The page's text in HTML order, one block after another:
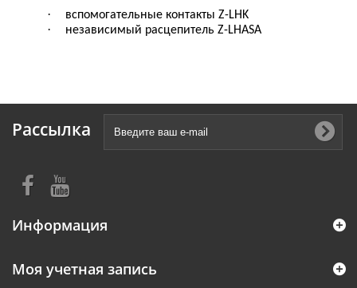
· вспомогательные контакты Z-LHK
· независимый расцепитель Z-LHASA
Рассылка
Информация
Моя учетная запись